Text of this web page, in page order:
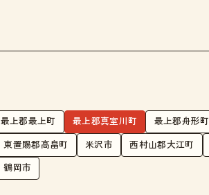
最上郡最上町 最上郡真室川町 最上郡舟形町
東置賜郡高畠町 米沢市 西村山郡大江町
鶴岡市